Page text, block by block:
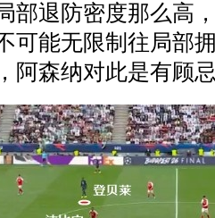
部退防密度那么高
可能无限制往局部
阿森纳对此是有顾